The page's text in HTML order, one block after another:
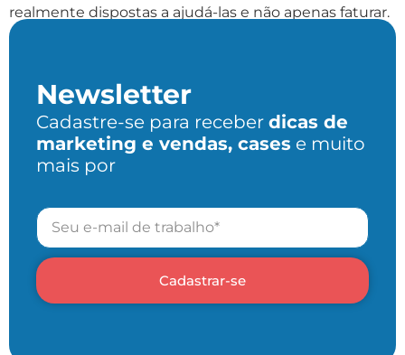
realmente dispostas a ajudá-las e não apenas faturar.
[…]
Newsletter
Cadastre-se para receber dicas de
marketing e vendas, cases e muito
mais por
Cadastrar-se